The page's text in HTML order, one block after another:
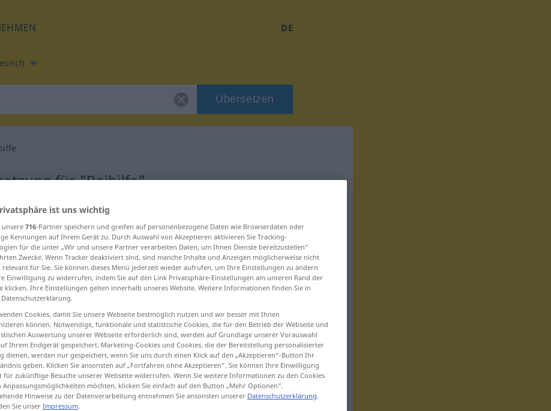
DE
Übersetzen
für "Beihilfe"
auxílio
Beihilfe
ist uns wichtig
716-Partner speichern und greifen auf personenbezogene Daten wie Browserdaten oder
Kennungen auf Ihrem Gerät zu. Durch Auswahl von Akzeptieren aktivieren Sie Tracking-
für die unter „Wir und unsere Partner verarbeiten Daten, um Ihnen Dienste bereitzustellen“
Zwecke. Wenn Tracker deaktiviert sind, sind manche Inhalte und Anzeigen möglicherweise nicht
relevant für Sie. Sie können dieses Menü jederzeit wieder aufrufen, um Ihre Einstellungen zu ändern
Einwilligung zu widerrufen, indem Sie auf den Link Privatsphäre-Einstellungen am unteren Rand der
klicken. Ihre Einstellungen gelten innerhalb unseres Website. Weitere Informationen finden Sie in
Cookies, damit Sie unsere Webseite bestmöglich nutzen und wir besser mit Ihnen
können. Notwendige, funktionale und statistische Cookies, die für den Betrieb der Webseite und
Auswertung unserer Webseite erforderlich sind, werden auf Grundlage unserer Vorauswahl
Ihrem Endgerät gespeichert. Marketing-Cookies und Cookies, die der Bereitstellung personalisierter
dienen, werden nur gespeichert, wenn Sie uns durch einen Klick auf den „Akzeptieren“-Button Ihr
geben. Klicken Sie ansonsten auf „Fortfahren ohne Akzeptieren“. Sie können Ihre Einwilligung
für zukünftige Besuche unserer Webseite widerrufen. Wenn Sie weitere Informationen zu den Cookies
Anpassungsmöglichkeiten möchten, klicken Sie einfach auf den Button „Mehr Optionen“.
Hinweise zu der Datenverarbeitung entnehmen Sie ansonsten unserer Datenschutzerklärung.
Sie unser Impressum.